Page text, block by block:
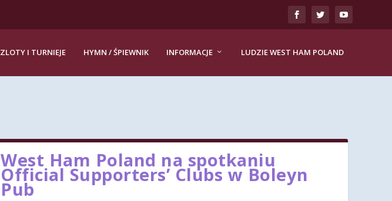
ZLOTY I TURNIEJE HYMN / ŚPIEWNIK INFORMACJE LUDZIE WEST HAM POLAND
West Ham Poland na spotkaniu
Official Supporters’ Clubs w Boleyn
Pub